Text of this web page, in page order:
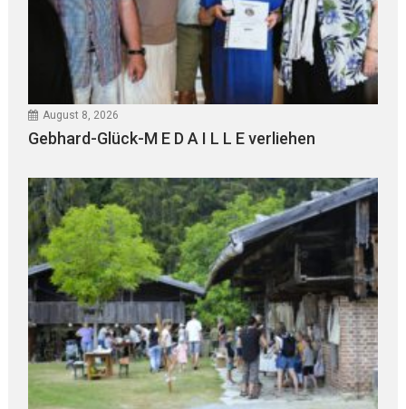
August 8, 2026
Gebhard-Glück-M E D A I L L E verliehen